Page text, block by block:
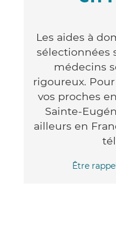
Les aides à
sélectionnées
médecins
rigoureux.
vos proches
Sainte-
ailleurs en
Être